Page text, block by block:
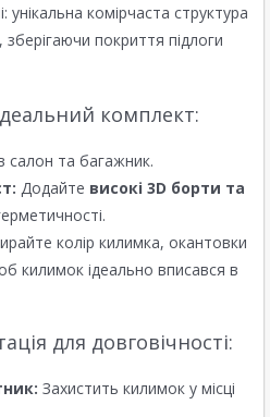
унікальна комірчаста структура
покриття підлоги
комплект:
салон та багажник.
Додайте високі 3D борти та
колір килимка, окантовки
килимок ідеально вписався в
для довговічності:
Захистить килимок у місці